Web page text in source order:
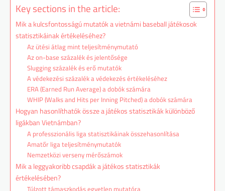
Key sections in the article:
Mik a kulcsfontosságú mutatók a vietnámi baseball játékosok
statisztikáinak értékeléséhez?
Az ütési átlag mint teljesítménymutató
Az on-base százalék és jelentősége
Slugging százalék és erő mutatók
A védekezési százalék a védekezés értékeléséhez
ERA (Earned Run Average) a dobók számára
WHIP (Walks and Hits per Inning Pitched) a dobók számára
Hogyan hasonlíthatók össze a játékos statisztikák különböző
ligákban Vietnámban?
A professzionális liga statisztikáinak összehasonlítása
Amatőr liga teljesítménymutatók
Nemzetközi verseny mérőszámok
Mik a leggyakoribb csapdák a játékos statisztikák
értékelésében?
Túlzott támaszkodás egyetlen mutatóra